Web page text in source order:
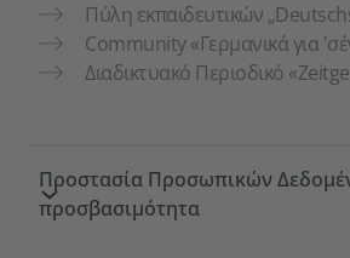
Πύλη εκπαιδευτικών
Community «Γερμανικά για
Διαδικτυακό Περιοδικό
Προστασία Προσωπικών
προσβασιμότητα